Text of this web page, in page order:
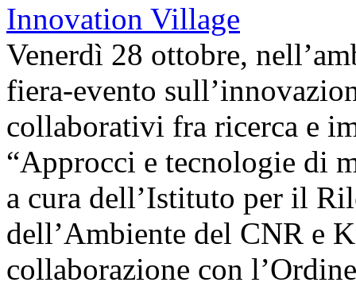
Venerdì 28 ottobre,
fiera-evento
collaborativi fra ricerca e
“Approcci e tecnologie di
a cura dell’Istituto per il
dell’Ambiente del CNR e
collaborazione con